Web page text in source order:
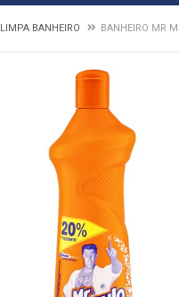
LIMPA BANHEIRO BANHEIRO MR